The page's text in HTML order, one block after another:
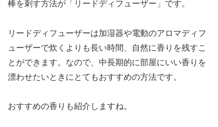
棒を刺す方法が「リードディフューザー」です。
リードディフューザーは加湿器や電動のアロマディフ
ューザーで炊くよりも長い時間、自然に香りを残すこ
とができます。なので、中長期的に部屋にいい香りを
漂わせたいときにとてもおすすめの方法です。
おすすめの香りも紹介しますね。